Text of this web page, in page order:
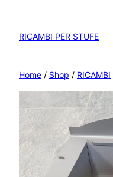
contenuto
RICAMBI PER STUFE
Home / Shop / RICAMBI